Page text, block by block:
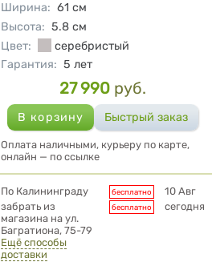
Ширина: 61 см
Высота: 5.8 см
Цвет:
серебристый
Гарантия: 5 лет
Цена
27 990 руб.
Оплата наличными, курьеру по карте,
онлайн — по ссылке
Условия доставки
По Калининграду бесплатно
10 Авг
забрать из
магазина на ул.
Багратиона, 75-79
бесплатно сегодня
Ещё способы
доставки